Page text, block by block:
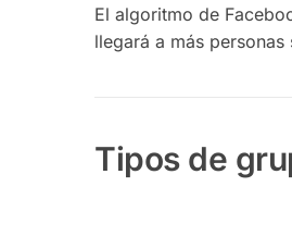
El algoritmo de
llegará a más
Tipos de